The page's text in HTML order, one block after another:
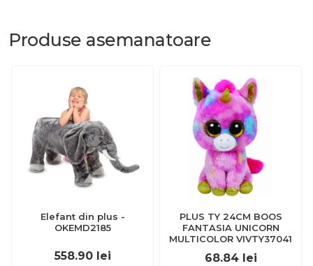
Produse asemanatoare
Elefant din plus -
OKEMD2185
558.90 lei
PLUS TY 24CM BOOS
FANTASIA UNICORN
MULTICOLOR VIVTY37041
68.84 lei